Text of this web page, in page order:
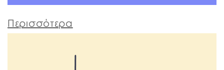
Περισσότερα